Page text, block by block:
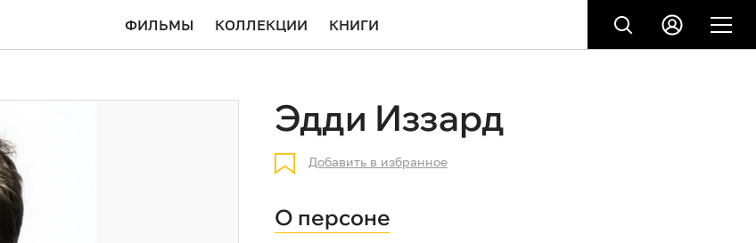
ФИЛЬМЫ КОЛЛЕКЦИИ КНИГИ
Эдди Иззард
Добавить в избранное
О персоне